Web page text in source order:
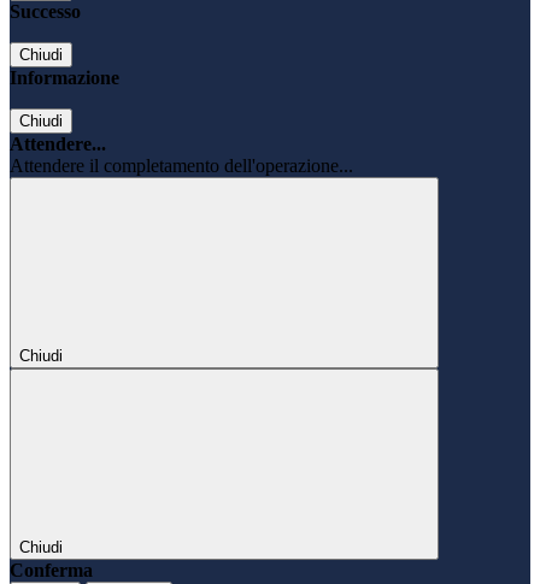
Successo
Chiudi
Informazione
Chiudi
Attendere...
Attendere il completamento dell'operazione...
Chiudi
Chiudi
Conferma